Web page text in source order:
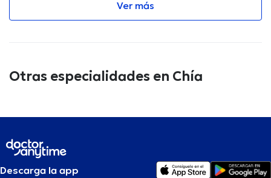
Ver más
Otras especialidades en Chía
Descarga la app